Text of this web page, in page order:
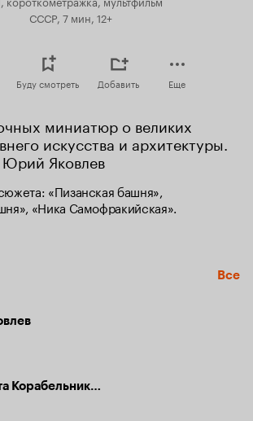
6.9
СССР, 7 мин, 12+
Буду смотреть Добавить Еще
миниатюр о великих
искусства и архитектуры.
Юрий Яковлев
«Пизанская башня»,
«Ника Самофракийская».
Все
Маргарита Корабельникова